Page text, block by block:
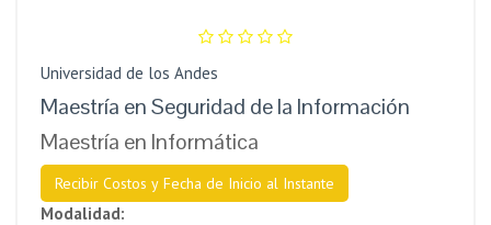
Universidad de los Andes
Maestría en Seguridad de la Información
Maestría en Informática
Recibir Costos y Fecha de Inicio al Instante
Modalidad: